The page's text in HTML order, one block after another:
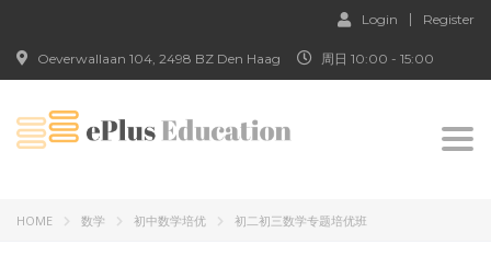
Login Register
周日 10:00 - 15:00
Oeverwallaan 104, 2498 BZ Den Haag
HOME 数学 初中数学培优 初二初三数学专题培优班